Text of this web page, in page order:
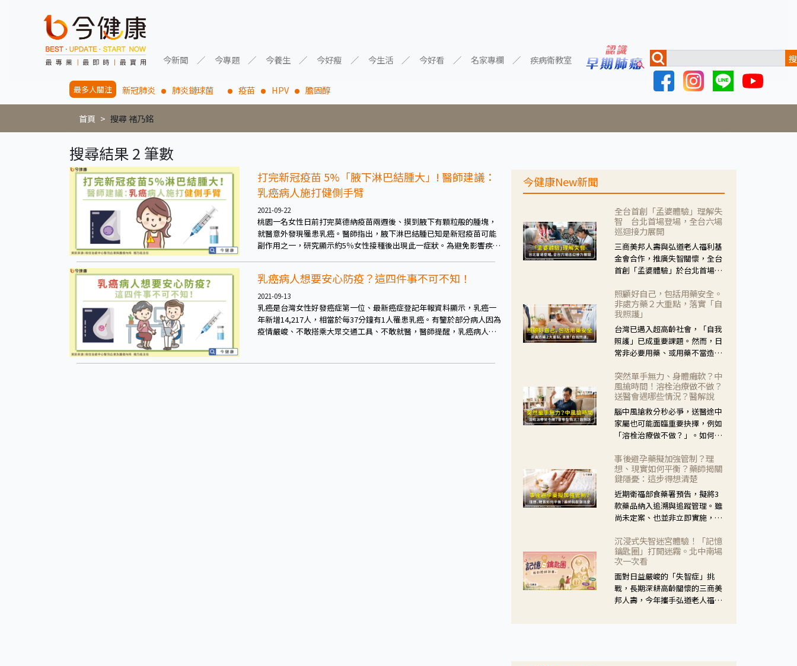
今新聞 今專題 今養生 今好瘦 今生活 今好看 名家專欄 疾病衛教室
最多人關注 新冠肺炎 肺炎鏈球菌 疫苗 HPV 膽固醇
首頁 搜尋 褚乃銘
搜尋結果 2 筆數
打完新冠疫苗 5%「腋下淋巴結腫大」! 醫師建議：
乳癌病人施打健側手臂
2021-09-22
桃園一名女性日前打完莫德納疫苗兩週後、摸到腋下有顆粒般的腫塊，
就醫意外發現罹患乳癌。醫師指出，腋下淋巴結腫已知是新冠疫苗可能
副作用之一，研究顯示約5％女性接種後出現此一症狀。為避免影響疾病
乳癌病人想要安心防疫？這四件事不可不知！
2021-09-13
乳癌是台灣女性好發癌症第一位、最新癌症登記年報資料顯示，乳癌一
年新增14,217人，相當於每37分鐘有1人罹患乳癌。有鑒於部分病人因為
疫情嚴峻、不敢搭乘大眾交通工具、不敢就醫，醫師提醒，乳癌病人可
今健康New新聞
全台首創「孟婆體驗」理解失
智 台北首場登場，全台六場
巡迴接力展開
三商美邦人壽與弘道老人福利基
金會合作，推廣失智關懷，全台
首創「孟婆體驗」於台北首場實
模式，用結合情境互動等豐富活
動，將抽象的失智轉化為可感
受、可討論的生活情境，並引導
民眾在家人開始出現改變時，以
理解取代責備、以耐心回應不
安。
照顧好自己，包括用藥安全。
非處方藥２大重點，落實「自
我照護」
台灣已邁入超高齡社會，「自我
照護」已成重要課題。然而，日
常非必要用藥、或用藥不當造成
在重要。社團法人台灣自我照護
產業協會 提出「非處方藥正確使
用」與「藥師給力」，鼓勵民眾
建立安全且正確的自我照護習
慣。
突然單手無力、身體癱軟？中
風搶時間！溶栓治療做不做？
送醫會遇哪些情況？醫解說
腦中風搶救分秒必爭，送醫途中
家屬也可能面臨重要抉擇，例如
「溶栓治療做不做？」。如何搶
會理事長陳龍醫師解說！
事後避孕藥擬加強管制？理
想、現實如何平衡？藥師揭關
鍵隱憂：這步得想清楚
近期衛福部食藥署預告，擬將3
款藥品納入追溯與追蹤管理。雖
尚未定案、也並非立即實施，不
人杰藥師表示，這三款藥物目
的、作用、風險各有不同，管制
與否所帶來的後許影響也不同，
可先了解其特性。
沉浸式失智迷宮體驗！「記憶
鑰匙圈」打開迷霧。北中南場
次一次看
面對日益嚴峻的「失智症」挑
戰，長期深耕高齡關懷的三商美
邦人壽，今年攜手弘道老人福利